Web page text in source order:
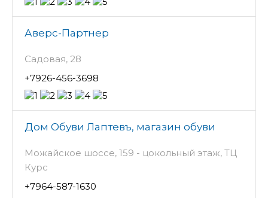
Аверс-Партнер
Садовая, 28
+7926-456-3698
Дом Обуви Лаптевъ, магазин обуви
Можайское шоссе, 159 - цокольный этаж, ТЦ
Курс
+7964-587-1630